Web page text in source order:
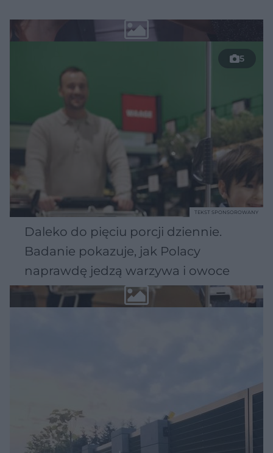
5
Daleko do pięciu porcji dziennie.
Badanie pokazuje, jak Polacy
naprawdę jedzą warzywa i owoce
TEKST SPONSOROWANY